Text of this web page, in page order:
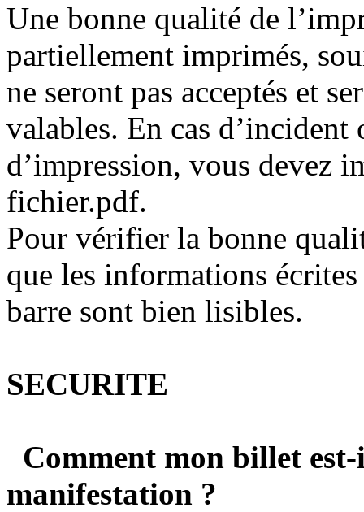
Une bonne qualité de
partiellement imprimés,
ne seront pas acceptés et
valables. En cas d’incident
d’impression, vous devez
fichier.pdf.
Pour vérifier la bonne
que les informations
barre sont bien lisibles.
SECURITE
Comment mon billet
manifestation ?